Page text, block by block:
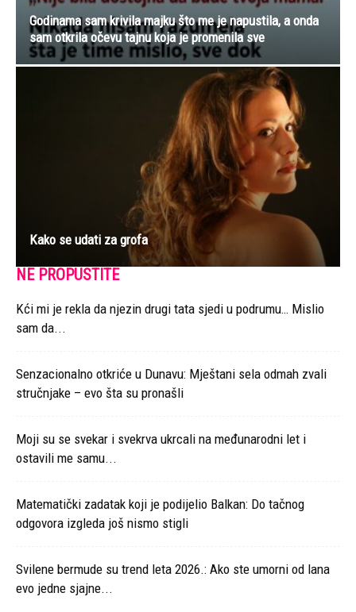
Godinama sam krivila majku što me je napustila, a onda
sam otkrila očevu tajnu koja je promenila sve
Kako se udati za grofa
NE PROPUSTITE
Kći mi je rekla da njezin drugi tata sjedi u podrumu… Mislio
sam da...
Senzacionalno otkriće u Dunavu: Mještani sela odmah zvali
stručnjake – evo šta su pronašli
Moji su se svekar i svekrva ukrcali na međunarodni let i
ostavili me samu...
Matematički zadatak koji je podijelio Balkan: Do tačnog
odgovora izgleda još nismo stigli
Svilene bermude su trend leta 2026.: Ako ste umorni od lana
evo jedne sjajne...